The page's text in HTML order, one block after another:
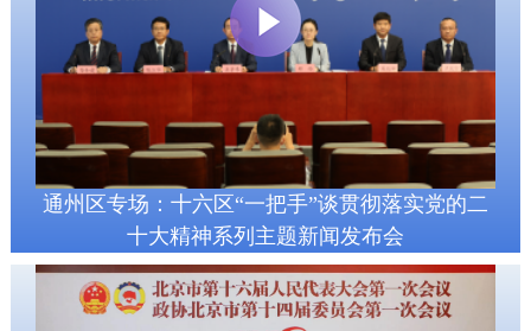
通州区专场：十六区“一把手”谈贯彻落实党的二
十大精神系列主题新闻发布会